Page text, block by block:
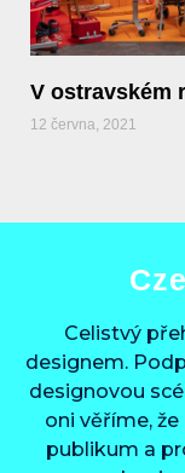
V ostravském
12 června, 2021
Celistvý
designem.
designovou
oni věříme,
publikum a